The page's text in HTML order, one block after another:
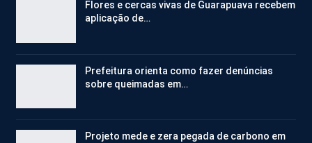
Flores e cercas vivas de Guarapuava recebem
aplicação de…
Prefeitura orienta como fazer denúncias
sobre queimadas em…
Projeto mede e zera pegada de carbono em